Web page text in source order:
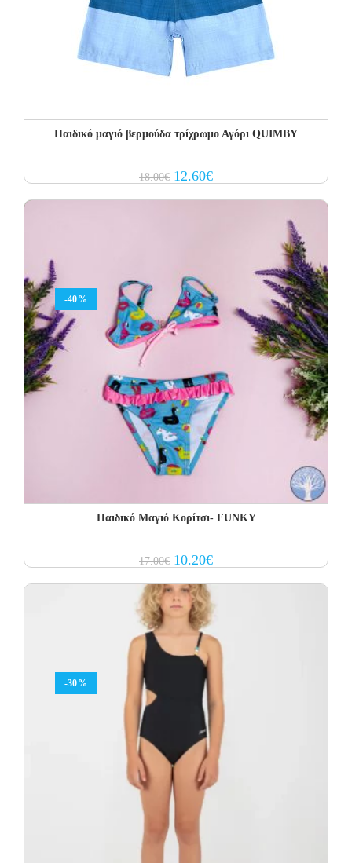
Παιδικό μαγιό βερμούδα τρίχρωμο Αγόρι QUIMBY
18.00€ Original
price
12.60€Current
price
-40%
Παιδικό Μαγιό Κορίτσι- FUNKY
17.00€ Original
price
17.00€.
10.20€Current
price
-30%